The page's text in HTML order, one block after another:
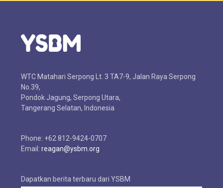
WTC Matahari Serpong Lt. 3 TA7-9, Jalan Raya Serpong
No.39,
Pondok Jagung, Serpong Utara,
Tangerang Selatan, Indonesia
Phone: +62 812-9424-0707
Email:reagan@ysbm.org
Dapatkan berita terbaru dari YSBM